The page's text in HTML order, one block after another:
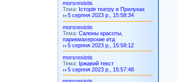
morsresistis
Тема: Історія театру в Прилуках
5 серпня 2023 р., 15:58:34
morsresistis
Тема: Салоны красоты,
парикмахерские итд
5 серпня 2023 р., 15:58:12
morsresistis
Тема: Іржавий текст
5 серпня 2023 р., 15:57:48